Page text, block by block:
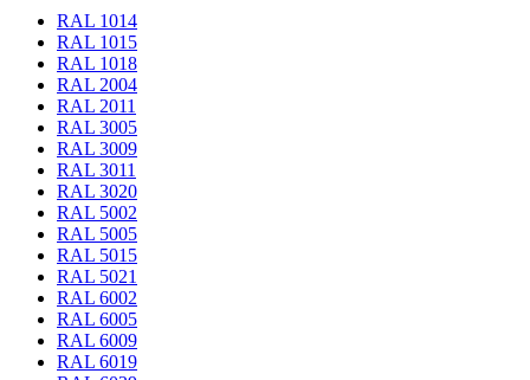
RAL 1014
RAL 1015
RAL 1018
RAL 2004
RAL 2011
RAL 3005
RAL 3009
RAL 3011
RAL 3020
RAL 5002
RAL 5005
RAL 5015
RAL 5021
RAL 6002
RAL 6005
RAL 6009
RAL 6019